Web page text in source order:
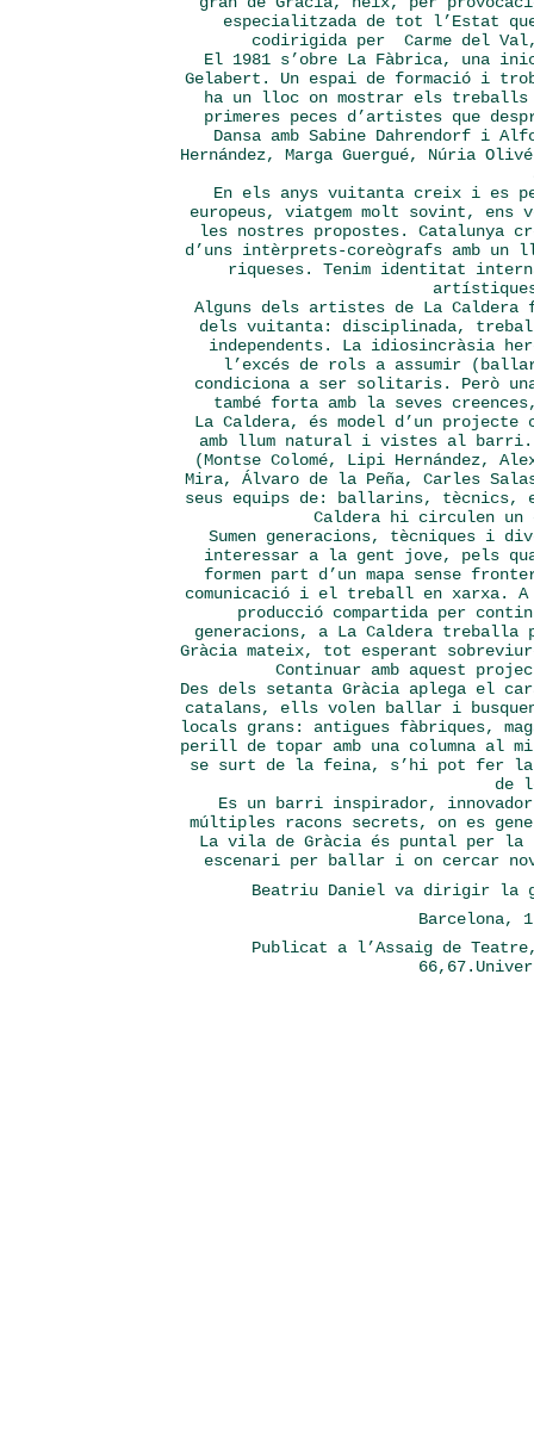
especialitzada de tot l’Estat
codirigida per Carme del
El 1981 s’obre La Fàbrica, una
Gelabert. Un espai de formació i
ha un lloc on mostrar els
primeres peces d’artistes que
Dansa amb Sabine Dahrendorf i
Hernández, Marga Guergué, Núria
En els anys vuitanta creix i es
europeus, viatgem molt sovint, ens
les nostres propostes. Catalunya
d’uns intèrprets-coreògrafs amb un
riqueses. Tenim identitat
Alguns dels artistes de La Caldera
dels vuitanta: disciplinada,
independents. La idiosincràsia
l’excés de rols a assumir
condiciona a ser solitaris. Però
també forta amb la seves
La Caldera, és model d’un
amb llum natural i vistes al
(Montse Colomé, Lipi Hernández,
Mira, Álvaro de la Peña, Carles
seus equips de: ballarins, tècnics,
Caldera hi circulen un
Sumen generacions, tècniques i
interessar a la gent jove, pels
formen part d’un mapa sense
comunicació i el treball en xarxa. A
producció compartida per
generacions, a La Caldera treballa
Gràcia mateix, tot esperant
Continuar amb aquest
Des dels setanta Gràcia aplega el
catalans, ells volen ballar i
locals grans: antigues fàbriques,
perill de topar amb una columna al
se surt de la feina, s’hi pot fer la
de
Es un barri inspirador,
múltiples racons secrets, on es
La vila de Gràcia és puntal per la
escenari per ballar i on cercar
Beatriu Daniel va dirigir la
Barcelona,
Publicat a l’Assaig de